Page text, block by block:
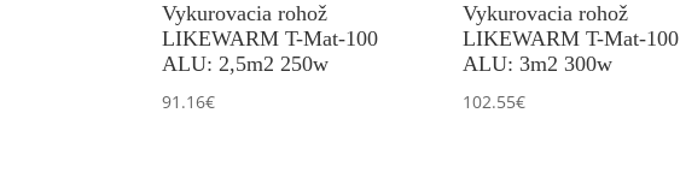
Vykurovacia rohož
LIKEWARM T-Mat-100
ALU: 2,5m2 250w
91.16€
Vykurovacia rohož
LIKEWARM T-Mat-100
ALU: 3m2 300w
102.55€